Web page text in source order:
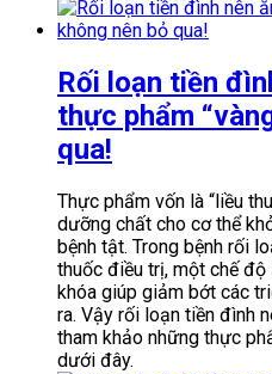
Rối loạn tiền
thực phẩm
qua!
Thực phẩm vốn là “liều
dưỡng chất cho cơ thể
bệnh tật. Trong bệnh rối
thuốc điều trị, một chế độ
khóa giúp giảm bớt các
ra. Vậy rối loạn tiền đình
tham khảo những thực
dưới đây.